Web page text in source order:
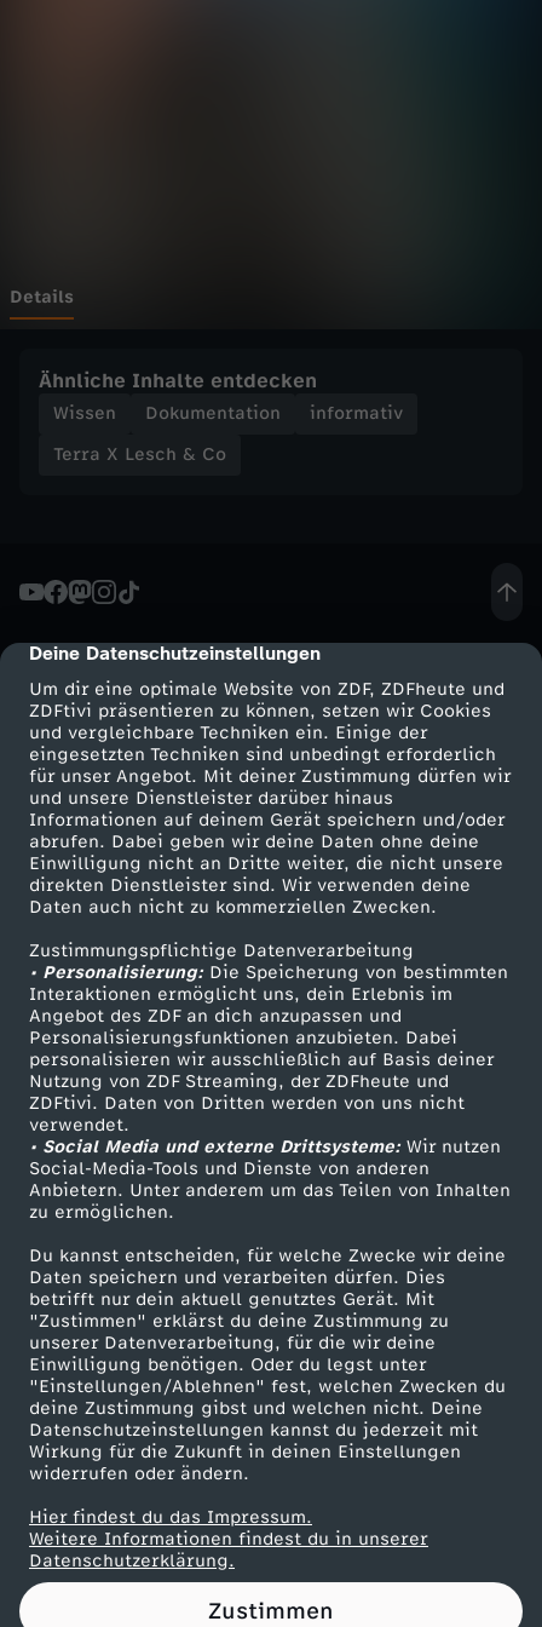
cmp-dialog-description
Deine Datenschutzeinstellungen
Um dir eine optimale Website von ZDF, ZDFheute und
ZDFtivi präsentieren zu können, setzen wir Cookies
und vergleichbare Techniken ein. Einige der
eingesetzten Techniken sind unbedingt erforderlich
für unser Angebot. Mit deiner Zustimmung dürfen wir
und unsere Dienstleister darüber hinaus
Informationen auf deinem Gerät speichern und/oder
abrufen. Dabei geben wir deine Daten ohne deine
Einwilligung nicht an Dritte weiter, die nicht unsere
direkten Dienstleister sind. Wir verwenden deine
Daten auch nicht zu kommerziellen Zwecken.
Zustimmungspflichtige Datenverarbeitung
• Personalisierung:Die Speicherung von bestimmten
Interaktionen ermöglicht uns, dein Erlebnis im
Angebot des ZDF an dich anzupassen und
Personalisierungsfunktionen anzubieten. Dabei
personalisieren wir ausschließlich auf Basis deiner
Nutzung von ZDF Streaming, der ZDFheute und
ZDFtivi. Daten von Dritten werden von uns nicht
verwendet.
• Social Media und externe Drittsysteme:Wir nutzen
Social-Media-Tools und Dienste von anderen
Anbietern. Unter anderem um das Teilen von Inhalten
zu ermöglichen.
Du kannst entscheiden, für welche Zwecke wir deine
Daten speichern und verarbeiten dürfen. Dies
betrifft nur dein aktuell genutztes Gerät. Mit
"Zustimmen" erklärst du deine Zustimmung zu
unserer Datenverarbeitung, für die wir deine
Einwilligung benötigen. Oder du legst unter
"Einstellungen/Ablehnen" fest, welchen Zwecken du
deine Zustimmung gibst und welchen nicht. Deine
Datenschutzeinstellungen kannst du jederzeit mit
Wirkung für die Zukunft in deinen Einstellungen
widerrufen oder ändern.
Hier findest du das Impressum.
Weitere Informationen findest du in unserer
Datenschutzerklärung.
Zustimmen
C
-
e
f
u
n
k
t
i
o
n
i
e
r
e
n
G
r
a
v
Details
Ähnliche Inhalte entdecken
Wissen Dokumentation
informativ
Terra X Lesch & Co
Mehr ZDF
ZDF-Apps
Smart TV
ZDFtext
Livestreams
Sendungen A-Z
TV-Programm
Service
ZDFmitreden
Kontakt zum ZDF
Tickets
Zuschauerservice
Hilfe
ZDF Unternehmen
Karriere
ZDF goes Schule
Werbefernsehen
Mainzelmännchen
Partner